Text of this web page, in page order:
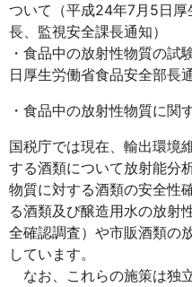
ついて（平成24年7月5日
長、監視安全課長通知）
・食品中の放射性物質の
日厚生労働省食品安全部長通
・食品中の放射性物質に関
国税庁では現在、輸出環境
する酒類について放射能分
物質に対する酒類の安全性
る酒類及び醸造用水の放射
全確認調査）や市販酒類の
しています。
なお、これらの施策は独